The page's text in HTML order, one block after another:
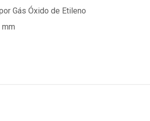
Gás Óxido de Etileno